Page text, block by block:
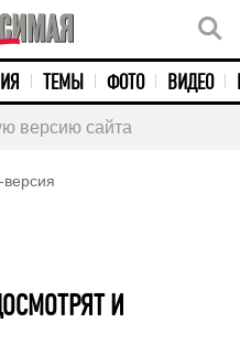
ТЕМЫ ФОТО ВИДЕО
версию сайта
версия
И